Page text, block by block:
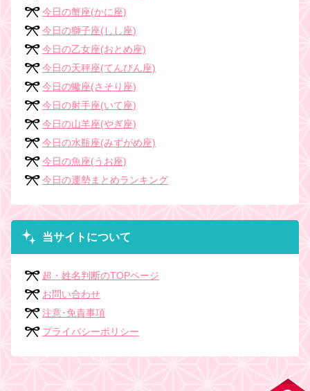
今日の蟹座(かに座)
今日の獅子座(しし座)
今日の乙女座(おとめ座)
今日の天秤座(てんびん座)
今日の蠍座(さそり座)
今日の射手座(いて座)
今日の山羊座(やぎ座)
今日の水瓶座(みずがめ座)
今日の魚座(うお座)
今日の運勢まとめランキング
当サイトについて
超・姓名判断のTOPページ
お問い合わせ
注意･免責事項
プライバシーポリシー